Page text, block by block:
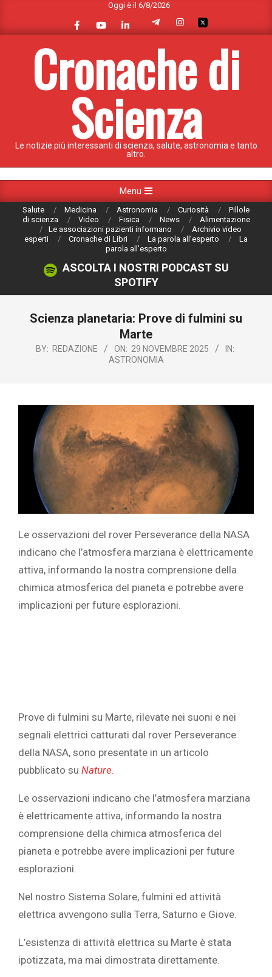
content
Oggi è il 6/8/2026
Cronache di
Scienza
Le notizie più interessanti di scienza, salute, astronomia e tanto
altro.
Navigation
Menu
Salute Medicina Astronomia Curiosità
Pillole
di scienza
Video Fisica News
Alimentazione
Le associazioni pazienti informano
Archivio video
esperti
Cronache di Libri La parola all’esperto
La
parola all’esperto
ASCOLTA I NOSTRI PODCAST SU
SPOTIFY
Scienza planetaria: Prove di fulmini su
Marte
BY: REDAZIONE ON: 29 NOVEMBRE 2025
IN:
ASTRONOMIA
Le osservazioni del rover Perseverance della NASA
indicano che l’atmosfera marziana è elettricamente
attiva, informando la nostra comprensione della
chimica atmosferica del pianeta e potrebbe avere
implicazioni per future esplorazioni.
Prove di fulmini su Marte, rilevate nei suoni e nei
segnali elettrici catturati dal rover Perseverance
della NASA, sono presentate in un articolo
pubblicato su Nature.
Le osservazioni indicano che l’atmosfera marziana
è elettricamente attiva, informando la nostra
comprensione della chimica atmosferica del
pianeta e potrebbe avere implicazioni per future
esplorazioni.
Nel nostro Sistema Solare, fulmini ed attività
elettrica avvengono sulla Terra, Saturno e Giove.
L’esistenza di attività elettrica su Marte è stata
ipotizzata, ma mai dimostrata direttamente.